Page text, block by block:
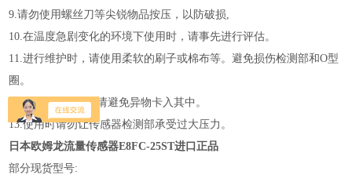
9.请勿使用螺丝刀等尖锐物品按压，以防破损,
10.在温度急剧变化的环境下使用时，请事先进行评估。
11.进行维护时，请使用柔软的刷子或棉布等。避免损伤检测部和O型
圈。
12.更换O型圈时，请避免异物卡入其中。
13.使用时请勿让传感器检测部承受过大压力。
日本欧姆龙流量传感器E8FC-25ST进口正品
部分现货型号: